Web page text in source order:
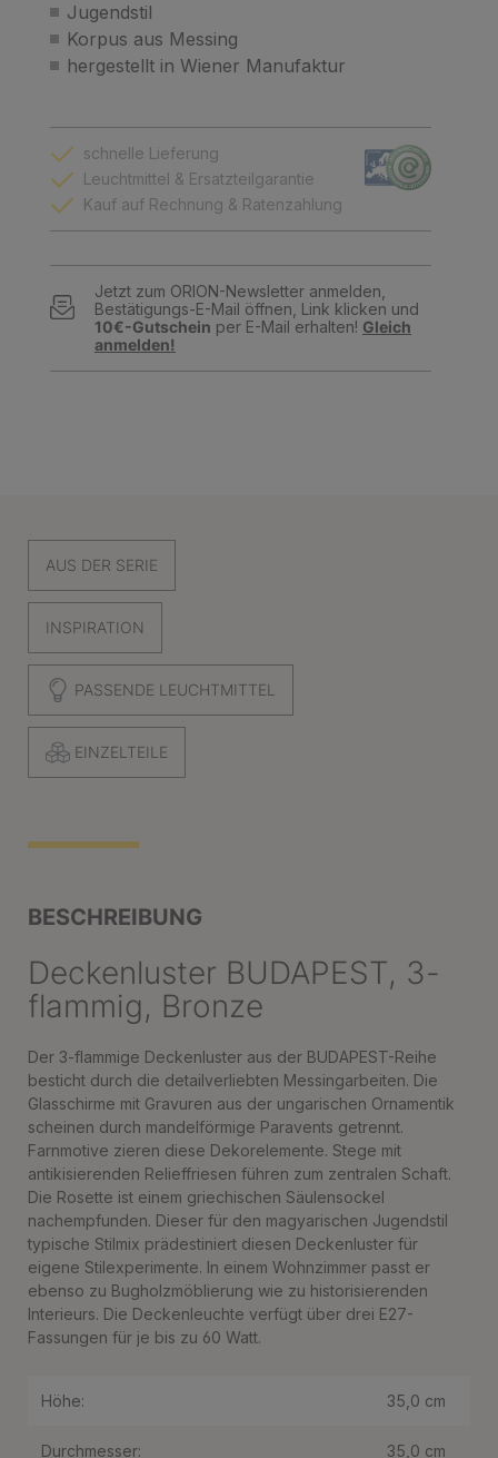
Jugendstil
Korpus aus Messing
hergestellt in Wiener Manufaktur
schnelle Lieferung
Leuchtmittel & Ersatzteilgarantie
Kauf auf Rechnung & Ratenzahlung
Jetzt zum ORION-Newsletter anmelden,
Bestätigungs-E-Mail öffnen, Link klicken und
10€-Gutschein per E-Mail erhalten! Gleich
anmelden!
AUS DER SERIE
INSPIRATION
PASSENDE LEUCHTMITTEL
EINZELTEILE
BESCHREIBUNG
Deckenluster BUDAPEST, 3-
flammig, Bronze
Der 3-flammige Deckenluster aus der BUDAPEST-Reihe
besticht durch die detailverliebten Messingarbeiten. Die
Glasschirme mit Gravuren aus der ungarischen Ornamentik
scheinen durch mandelförmige Paravents getrennt.
Farnmotive zieren diese Dekorelemente. Stege mit
antikisierenden Relieffriesen führen zum zentralen Schaft.
Die Rosette ist einem griechischen Säulensockel
nachempfunden. Dieser für den magyarischen Jugendstil
typische Stilmix prädestiniert diesen Deckenluster für
eigene Stilexperimente. In einem Wohnzimmer passt er
ebenso zu Bugholzmöblierung wie zu historisierenden
Interieurs. Die Deckenleuchte verfügt über drei E27-
Fassungen für je bis zu 60 Watt.
Höhe: 35,0 cm
Durchmesser: 35,0 cm